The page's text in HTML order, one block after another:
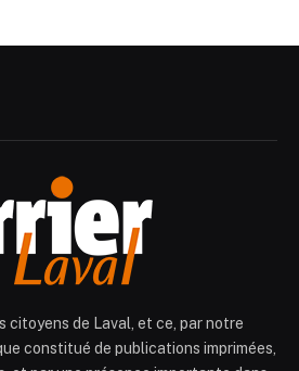
citoyens de Laval, et ce, par notre
constitué de publications imprimées,